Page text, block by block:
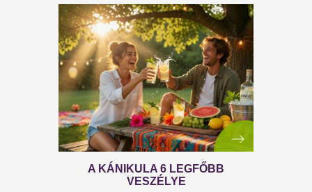
A FÉRFIASSÁG PROBLÉMÁJA:
OKAI, TÜNETEI ÉS LEHETSÉGES
MEGOLDÁSAI
A férfiasság, vagy más néven a szexuális
teljesítmény, sok férfi számára központi
az életben. Nem csupán a testi egészséget,
hanem az önbecsülést is befolyásolja.